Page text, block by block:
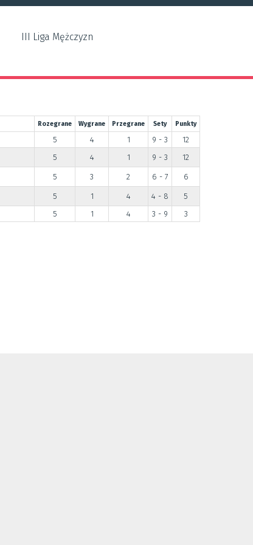
III Liga Mężczyzn
Rozegrane Wygrane Przegrane Sety Punkty
5 4 1 9 - 3
12
5 4 1 9 - 3 12
5 3 2 6 - 7 6
5 1 4 4 - 8
5
5 1 4 3 - 9 3